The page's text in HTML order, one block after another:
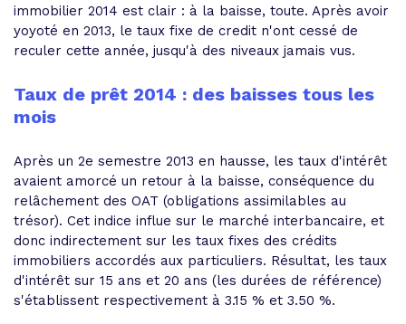
immobilier 2014 est clair : à la baisse, toute. Après avoir
yoyoté en 2013, le taux fixe de credit n'ont cessé de
reculer cette année, jusqu'à des niveaux jamais vus.
Taux de prêt 2014 : des baisses tous les
mois
Après un 2e semestre 2013 en hausse, les taux d'intérêt
avaient amorcé un retour à la baisse, conséquence du
relâchement des OAT (obligations assimilables au
trésor). Cet indice influe sur le marché interbancaire, et
donc indirectement sur les taux fixes des crédits
immobiliers accordés aux particuliers. Résultat, les taux
d'intérêt sur 15 ans et 20 ans (les durées de référence)
s'établissent respectivement à 3.15 % et 3.50 %.